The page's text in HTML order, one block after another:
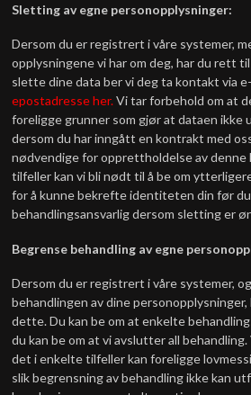
Sletting av egne personopplysninger:
Dersom du er registrert i våre systemer,
opplysningene vi har om deg, har du rett
slette dine data ber vi deg ta kontakt via
epostadresse her.Vi tar forbehold om at
foreligge grunner som gjør at dataen ikke
dersom du har inngått en kontrakt med
nødvendige for opprettholdelse av denne
tilfeller kan vi bli nødt til å be om
for å kunne bekrefte identiteten din før
behandlingsansvarlig dersom sletting er
Begrense behandling av egne
Dersom du er registrert i våre systemer,
behandlingen av dine
dette. Du kan be om at enkelte
du kan be om at vi avslutter all
det i enkelte tilfeller kan foreligge
slik begrensning av behandling ikke kan